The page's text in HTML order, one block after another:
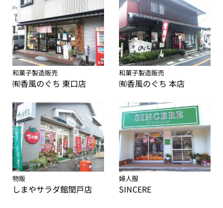
和菓子製造販売
㈲香風のぐち 東口店
和菓子製造販売
㈲香風のぐち 本店
物販
しまやサラダ館閏戸店
婦人服
SINCERE